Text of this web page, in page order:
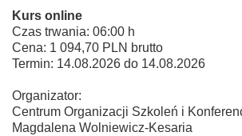
Kurs online
Czas trwania: 06:00 h
Cena: 1 094,70 PLN brutto
Termin: 14.08.2026 do 14.08.2026
Organizator:
Centrum Organizacji Szkoleń i
Magdalena Wolniewicz-Kesaria